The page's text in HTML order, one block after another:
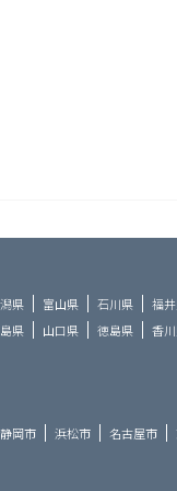
県 富山県 石川県 福
県 山口県 徳島県 香
静岡市 浜松市 名古屋市